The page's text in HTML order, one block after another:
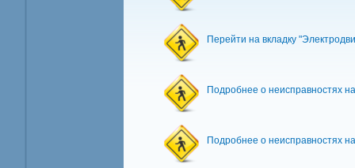
Перейти на вкладку
Подробнее о неисправностях
Подробнее о неисправностях